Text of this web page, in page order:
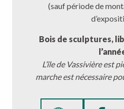
(sauf période de
Bois de sculptures,
L’île de Vassivière est
marche est nécessaire